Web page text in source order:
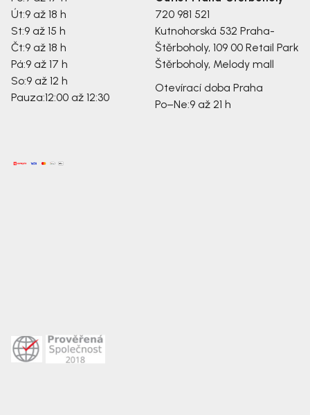
Út:9 až 18 h
St:9 až 15 h
Čt:9 až 18 h
Pá:9 až 17 h
So:9 až 12 h
Pauza:12:00 až 12:30
720 981 521
Kutnohorská 532 Praha-
Štěrboholy, 109 00 Retail Park
Štěrboholy, Melody mall
Otevírací doba Praha
Po–Ne:9 až 21 h